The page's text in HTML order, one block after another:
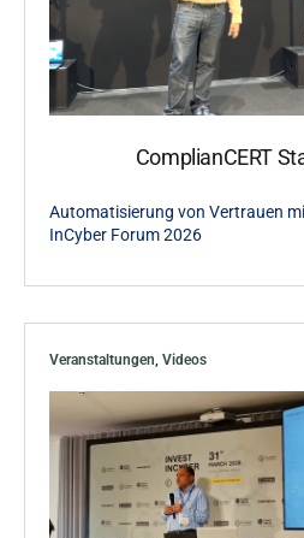
ComplianCERT
Automatisierung von Vertrauen
InCyber Forum 2026
Veranstaltungen, Videos